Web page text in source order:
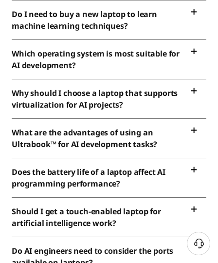
Do I need to buy a new laptop to learn
machine learning techniques?
Which operating system is most suitable for
AI development?
Why should I choose a laptop that supports
virtualization for AI projects?
What are the advantages of using an
Ultrabook™ for AI development tasks?
Does the battery life of a laptop affect AI
programming performance?
Should I get a touch-enabled laptop for
artificial intelligence work?
Do AI engineers need to consider the ports